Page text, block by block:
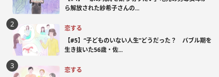
ら解放された紗希子さんの...
恋する
【#5】“子どものいない人生”どうだった？ バブル期を
生き抜いた56歳・佐...
恋する